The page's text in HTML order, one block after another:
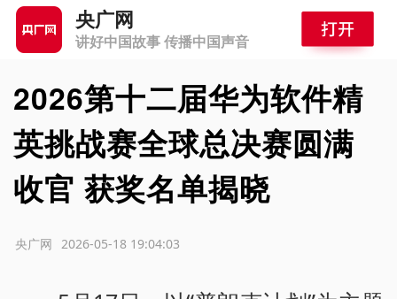
央广网
讲好中国故事 传播中国声音
2026第十二届华为软件精
英挑战赛全球总决赛圆满
收官 获奖名单揭晓
2026-05-18 19:04:03
央广网